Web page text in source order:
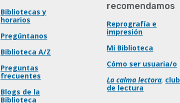
Bibliotecas y
horarios
Pregúntanos
Biblioteca A/Z
Preguntas
frecuentes
Blogs de la
Biblioteca
recomendamos
Reprografía e
impresión
Mi Biblioteca
Cómo ser usuaria/o
La calma lectora, club
de lectura